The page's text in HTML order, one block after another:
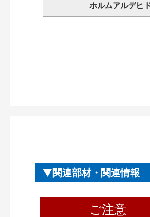
ホルムアルデヒ
関連部材・関連情報
ご注意